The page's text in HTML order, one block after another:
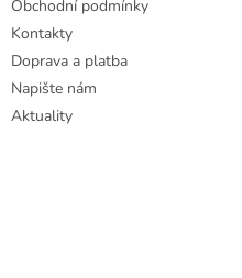
Obchodní podmínky
Kontakty
Doprava a platba
Napište nám
Aktuality